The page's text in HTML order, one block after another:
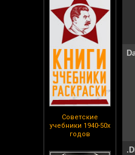
Советские
учебники 1940-50х
годов